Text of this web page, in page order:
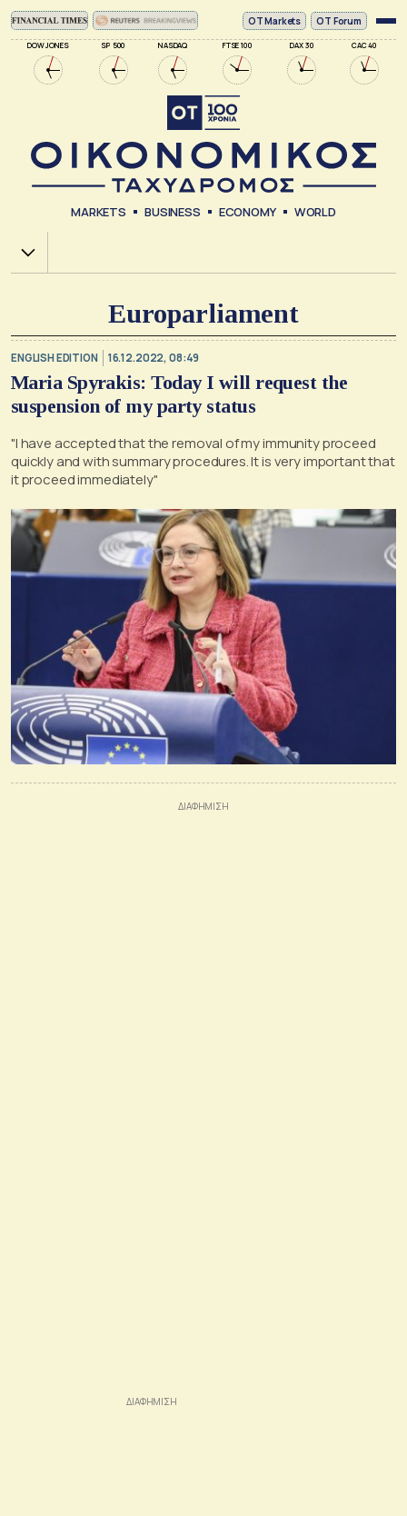
DOW JONES SP 500 NASDAQ FTSE 100 DAX 30 CAC 40
ΟΤ Markets OT Forum
MARKETS BUSINESS ECONOMY WORLD
Χ.Α.
Europarliament
ENGLISH EDITION 16.12.2022, 08:49
Maria Spyrakis: Today I will request the
suspension of my party status
"I have accepted that the removal of my immunity proceed
quickly and with summary procedures. It is very important that
it proceed immediately"